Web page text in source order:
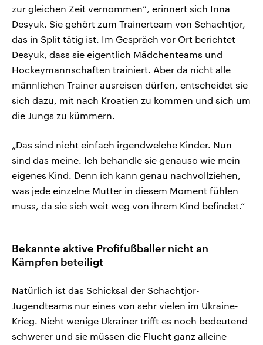
zur gleichen Zeit vernommen“, erinnert sich Inna
Desyuk. Sie gehört zum Trainerteam von Schachtjor,
das in Split tätig ist. Im Gespräch vor Ort berichtet
Desyuk, dass sie eigentlich Mädchenteams und
Hockeymannschaften trainiert. Aber da nicht alle
männlichen Trainer ausreisen dürfen, entscheidet sie
sich dazu, mit nach Kroatien zu kommen und sich um
die Jungs zu kümmern.
„Das sind nicht einfach irgendwelche Kinder. Nun
sind das meine. Ich behandle sie genauso wie mein
eigenes Kind. Denn ich kann genau nachvollziehen,
was jede einzelne Mutter in diesem Moment fühlen
muss, da sie sich weit weg von ihrem Kind befindet.“
Bekannte aktive Profifußballer nicht an
Kämpfen beteiligt
Natürlich ist das Schicksal der Schachtjor-
Jugendteams nur eines von sehr vielen im Ukraine-
Krieg. Nicht wenige Ukrainer trifft es noch bedeutend
schwerer und sie müssen die Flucht ganz alleine